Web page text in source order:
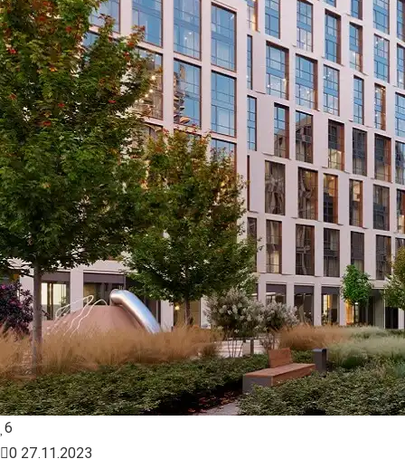
6
0 27.11.2023